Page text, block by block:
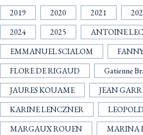
2019 2020 2021
2024
2025
ANTOINE
EMMANUEL SCIALOM
FLORE DE RIGAUD
Gatienne
JAURES KOUAME
JEAN
KARINE LENCZNER
MARGAUX ROUEN
MARINA